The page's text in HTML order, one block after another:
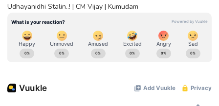
Udhayanidhi Stalin..! | CM Vijay | Kumudam